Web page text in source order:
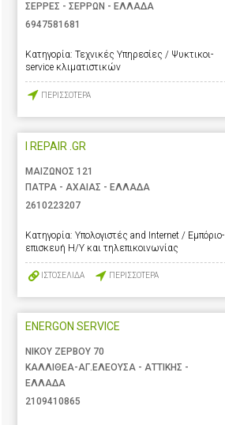
ΣΕΡΡΕΣ - ΣΕΡΡΩΝ - ΕΛΛΑΔΑ
6947581681
Κατηγορία: Τεχνικές Υπηρεσίες / Ψυκτικοι-
service κλιματιστικών
ΠΕΡΙΣΣΟΤΕΡΑ
I REPAIR .GR
ΜΑΙΖΩΝΟΣ 121
ΠΑΤΡΑ - ΑΧΑΙΑΣ - ΕΛΛΑΔΑ
2610223207
Κατηγορία: Υπολογιστές and Internet / Εμπόριο-
επισκευή Η/Υ και τηλεπικοινωνίας
ΙΣΤΟΣΕΛΙΔΑ ΠΕΡΙΣΣΟΤΕΡΑ
ENERGON SERVICE
ΝΙΚΟΥ ΖΕΡΒΟΥ 70
ΚΑΛΛΙΘΕΑ-ΑΓ.ΕΛΕΟΥΣΑ - ΑΤΤΙΚΗΣ -
ΕΛΛΑΔΑ
2109410865